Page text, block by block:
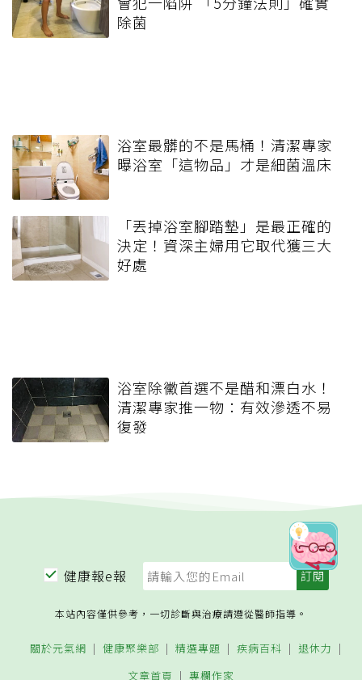
除菌
浴室最髒的不是馬桶！清潔專家
曝浴室「這物品」才是細菌溫床
「丟掉浴室腳踏墊」是最正確的
決定！資深主婦用它取代獲三大
好處
浴室除黴首選不是醋和漂白水！
清潔專家推一物：有效滲透不易
復發
健康報e報
本站內容僅供參考，一切診斷與治療請遵從醫師指導。
關於元氣網 健康聚樂部 精選專題 疾病百科
退休力
文章首頁
專欄作家